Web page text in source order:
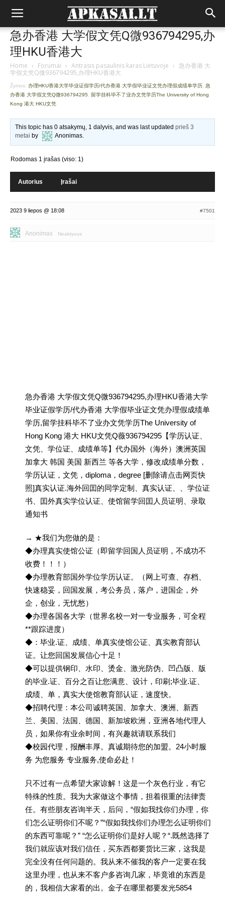
急办香港 大学假文凭Q微936794295,办
理HKU香港大
Home › Forumai › Antrasis pasaulinis karas Lietuvoje › 急办香港 大
学假文凭Q微936794295,办理HKU香港大
Žymos: 办理HKU香港大学毕业证假学历/代办香港 大学假毕业证文凭办理假成绩单学历 急
办香港 大学假文凭Q微936794295
留学挂科毕不了业办文凭学历The University of Hong
Kong 港大 HKU文凭
This topic has 0 atsakymų, 1 dalyvis, and was last updatedprieš 3
metai by Anonimas.
Rodomas 1 įrašas (viso: 1)
Autorius Įrašai
2023 9 liepos @ 18:08 #7501
Anonimas Neaktyvus
急办香港 大学假文凭Q微936794295,办理HKU香港大学
毕业证假学历/代办香港 大学假毕业证文凭办理假成绩单
学历,留学挂科毕不了业办文凭学历The University of
Hong Kong 港大 HKU文凭Q薇936794295【学历认证、
文凭、学位证、成绩单等】代办国外（海外）澳洲英国
加拿大 韩国 美国 新西兰 等各大学，修改成绩单分数，
学历认证，文凭，diploma，degree [删除请点击网页快
照]真实认证.海外回囯的同学定制、真实认证、、学位证
书、囯外真实学位认证、使馆留学回囯人员证明、录取
通知书
→ ★我们为您做的是：
◆办理真实使馆公证（即留学回国人员证明，不成功不
收费！！！）
◆办理教育部国外学位学历认证。（网上可查、存档、
快速稳妥，回国发展，考公务员，落户，进国企，外
企，创业，无忧愁）
◆办理各国各大学（世界名校一对一专业服务，可全程
**跟踪进度）
◆：毕业.证、成绩、单真实使馆公证、真实教育部认
证。让您回国发展信心十足！
◆可以提供钢印、水印、烫金、激光防伪、凹凸版、版
的毕业.证、百分之百让您满意、设计，印刷;毕业.证、
成绩、单，真实大使馆教育部认证，速度快。
◆招聘代理：本公司诚聘英国、加拿大、澳洲、新西
兰、美国、法国、德国、新加坡欧洲，亚洲各地代理人
员，如果你有业余时间，有兴趣就请联系我们
◆校园代理，报酬丰厚。真诚期待您的加盟。24小时服
务 为您服务 专业服务,使命必赴！
只不过有一点希望大家谅解！这是一个灰色行业，有它
特殊的性质。我为大家做这个事情，担着很重的法律责
任。有些朋友咨询半天，后问，“假如我找你们办理，你
们怎么证明你们不呢？”“假如我找你们办理怎么证明你们
的东西可靠呢？” “怎么证明你们是好人呢？“.既然选择了
我们就应该对我们信任，买东西都要货比三家，这我是
完全没有任何问题的。我从来不催我的客户一定要在我
这里办理，也从来不客户多咨询几家，毕竟谁的东西是
的，我相信大家看的出。金子在哪里都要发光5854